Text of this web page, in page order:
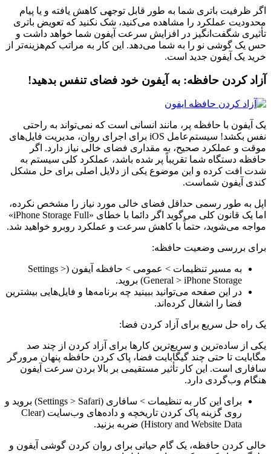
اگر ظرفیت باتری شما به طور قابل توجهی کاهش یافته و یا پیام
محدودیت عملکرد را مشاهده می‌کنید، شک نکنید که تعویض باتری
تأثیری شگفت‌انگیز در افزایش سرعت آیفون شما خواهد داشت و
حس یک گوشی نو را به شما می‌دهد. این کار به مراتب کم‌هزینه‌تر از
خرید یک آیفون جدید است.
آزاد کردن حافظه: به آیفون خود فضای تنفس بدهید!
یک آیفون با حافظه پر، مانند انسانی است که نمی‌تواند به راحتی
نفس بکشد! سیستم‌عامل iOS برای اجرای روان، مدیریت فایل‌های
موقت و عملکرد صحیح، به مقداری فضای خالی نیاز دارد. اگر
حافظه دستگاه شما تقریباً پر شده باشد، عملکرد کلی سیستم به
شدت افت کرده و این موضوع یکی از دلایل اصلی برای حل مشکل
کندی آیفون شماست.
اپل به طور رسمی حداقل فضای خالی مورد نیاز را مشخص نکرده،
اما یک قانون کلی می‌گوید اگر دائما با خطای «iPhone Storage Full»
مواجه می‌شوید، حتماً با کاهش سرعت و عملکرد روبرو خواهید شد.
برای بررسی وضعیت حافظه:
به مسیر تنظیمات > عمومی > حافظه آیفون (Settings >
General > iPhone Storage) بروید.
در این صفحه می‌توانید ببینید چه برنامه‌ها و فایل‌هایی بیشترین
فضا را اشغال کرده‌اند.
یک راه حل سریع برای آزاد کردن فضا:
یکی از ساده‌ترین و سریع‌ترین کارها برای آزاد کردن از چند صد
مگابایت تا حتی چند گیگابایت فضا، پاک کردن حافظه پنهان مرورگر
سافاری است. این کار تأثیر مستقیمی بر بالا بردن سرعت آیفون
هنگام وب‌گردی دارد.
برای این کار به تنظیمات > سافاری (Settings > Safari) بروید و
روی گزینه پاک کردن تاریخچه و داده‌های وب‌سایت (Clear
History and Website Data) ضربه بزنید.
خالی کردن حافظه، یک گام حیاتی برای روان کردن گوشی آیفون و